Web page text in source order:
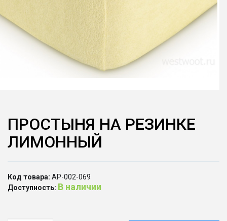
ПРОСТЫНЯ НА РЕЗИНКЕ
ЛИМОННЫЙ
Код товара: АР-002-069
Доступность: В наличии